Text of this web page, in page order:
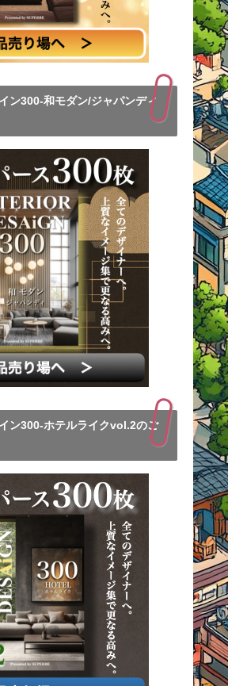
ン300-和モダン/ジャパンディ
ン300-ホテルライクvol.2のご